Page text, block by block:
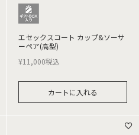
エセックスコート カップ&ソーサ
ーペア(高型)
¥11,000税込
カートに入れる